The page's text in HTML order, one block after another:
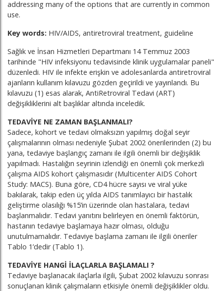
addressing many of the options that are currently in common
use.
Key words: HIV/AIDS, antiretroviral treatment, guideline
Sağlık ve İnsan Hizmetleri Departmanı 14 Temmuz 2003
tarihinde "HIV infeksiyonu tedavisinde klinik uygulamalar paneli"
düzenledi. HIV ile infekte erişkin ve adolesanlarda antiretroviral
ajanların kullanım kılavuzu gözden geçirildi ve yayınlandı. Bu
kılavuzu (1) esas alarak, AntiRetroviral Tedavi (ART)
değişikliklerini alt başlıklar altında inceledik.
TEDAVİYE NE ZAMAN BAŞLANMALI?
Sadece, kohort ve tedavi olmaksızın yapılmış doğal seyir
çalışmalarının olması nedeniyle Şubat 2002 önerilerinden (2) bu
yana, tedaviye başlangıç zamanı ile ilgili önemli bir değişiklik
yapılmadı. Hastalığın seyrinin izlendiği en önemli çok merkezli
çalışma AIDS kohort çalışmasıdır (Multicenter AIDS Cohort
Study: MACS). Buna göre, CD4 hücre sayısı ve viral yüke
bakılarak, takip eden üç yılda AIDS tanımlayıcı bir hastalık
geliştirme olasılığı %15’in üzerinde olan hastalara, tedavi
başlanmalıdır. Tedavi yanıtını belirleyen en önemli faktörün,
hastanın tedaviye başlamaya hazır olması, olduğu
unutulmamalıdır. Tedaviye başlama zamanı ile ilgili öneriler
Tablo 1’dedir (Tablo 1).
TEDAVİYE HANGİ İLAÇLARLA BAŞLAMALI ?
Tedaviye başlanacak ilaçlarla ilgili, Şubat 2002 kılavuzu sonrası
sonuçlanan klinik çalışmaların etkisiyle önemli değişiklikler oldu.